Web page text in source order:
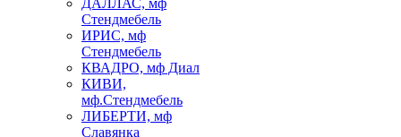
ДАЛЛАС, мф
Стендмебель
ИРИС, мф
Стендмебель
КВАДРО, мф Диал
КИВИ,
мф.Стендмебель
ЛИБЕРТИ, мф
Славянка